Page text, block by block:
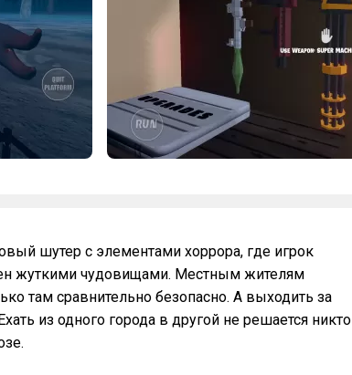
шутер с элементами хоррора, где игрок
жуткими чудовищами. Местным жителям
там сравнительно безопасно. А выходить за
из одного города в другой не решается никто